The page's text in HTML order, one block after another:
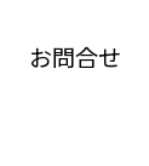
お問合せ